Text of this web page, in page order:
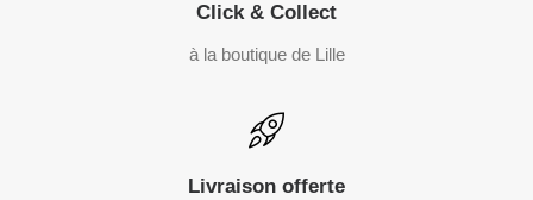
Click & Collect
à la boutique de Lille
Livraison offerte